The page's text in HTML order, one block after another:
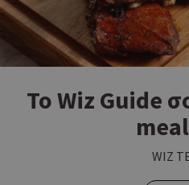
COLLECTIONS
STORIES
Το Wiz Guide
WIZ